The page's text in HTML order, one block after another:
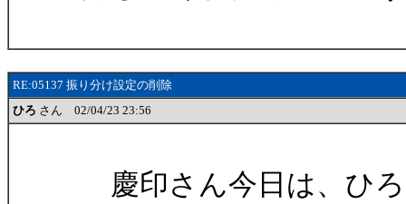
RE:05137 振り分け設定の削除
ひろ さん 02/04/23 23:56
慶印さん今日は、ひ